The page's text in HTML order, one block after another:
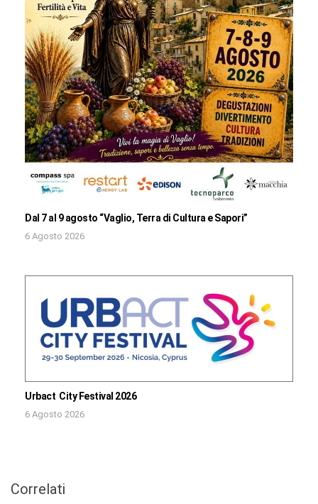
Dal 7 al 9 agosto “Vaglio, Terra di Cultura e Sapori”
6 Agosto 2026
Urbact City Festival 2026
6 Agosto 2026
Correlati